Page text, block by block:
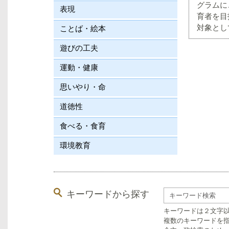
グラム
育者を
対象と
表現
ことば・絵本
遊びの工夫
運動・健康
思いやり・命
道徳性
食べる・食育
環境教育
キーワードから探す
キーワードは２文字
複数のキーワードを